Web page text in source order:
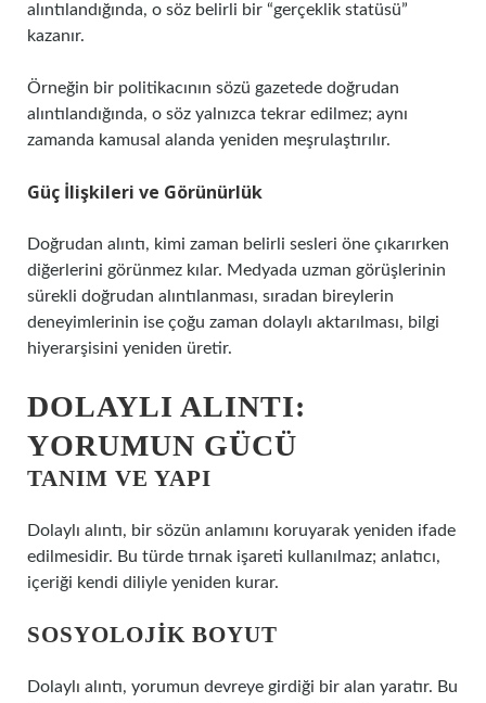
alıntılandığında, o söz belirli bir “gerçeklik statüsü”
kazanır.
Örneğin bir politikacının sözü gazetede doğrudan
alıntılandığında, o söz yalnızca tekrar edilmez; aynı
zamanda kamusal alanda yeniden meşrulaştırılır.
Güç İlişkileri ve Görünürlük
Doğrudan alıntı, kimi zaman belirli sesleri öne çıkarırken
diğerlerini görünmez kılar. Medyada uzman görüşlerinin
sürekli doğrudan alıntılanması, sıradan bireylerin
deneyimlerinin ise çoğu zaman dolaylı aktarılması, bilgi
hiyerarşisini yeniden üretir.
DOLAYLI ALINTI:
YORUMUN GÜCÜ
TANIM VE YAPI
Dolaylı alıntı, bir sözün anlamını koruyarak yeniden ifade
edilmesidir. Bu türde tırnak işareti kullanılmaz; anlatıcı,
içeriği kendi diliyle yeniden kurar.
SOSYOLOJIK BOYUT
Dolaylı alıntı, yorumun devreye girdiği bir alan yaratır. Bu